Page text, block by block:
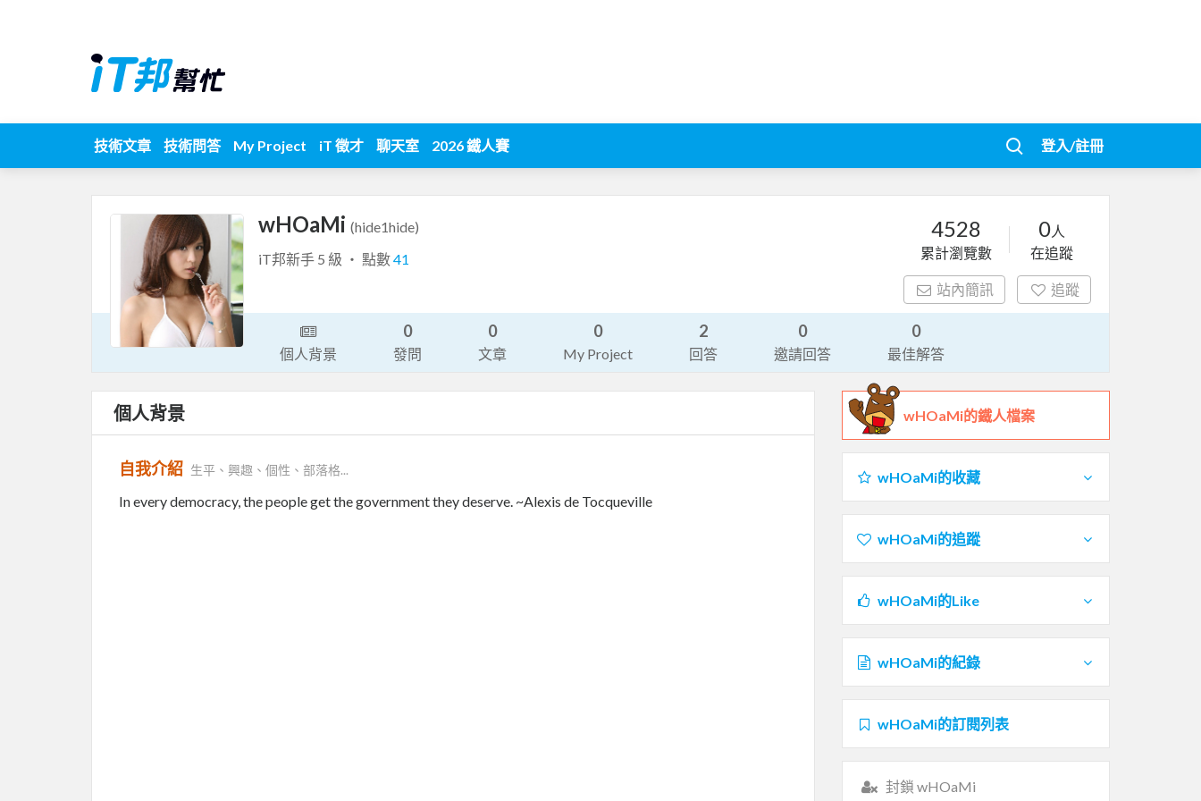
技術文章 技術問答 My Project iT 徵才 聊天室 2026 鐵人賽 登入/註冊
wHOaMi (hide1hide)
iT邦新手 5 級 ‧ 點數41
4528
累計瀏覽數
0人
在追蹤
站內簡訊 追蹤
個人背景
0
發問
0
文章
0
My Project
2
回答
0
邀請回答
0
最佳解答
個人背景
自我介紹 生平、興趣、個性、部落格...
In every democracy, the people get the government they deserve. ~Alexis de Tocqueville
wHOaMi的鐵人檔案
wHOaMi的收藏
wHOaMi的追蹤
wHOaMi的Like
wHOaMi的紀錄
wHOaMi的訂閱列表
封鎖 wHOaMi